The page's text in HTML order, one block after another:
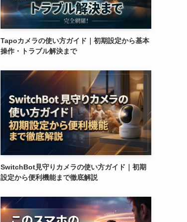
Tapoカメラの使い方ガイド｜初期設定から基本
操作・トラブル解決まで
SwitchBot見守りカメラの使い方ガイド｜初期
設定から便利機能まで徹底解説